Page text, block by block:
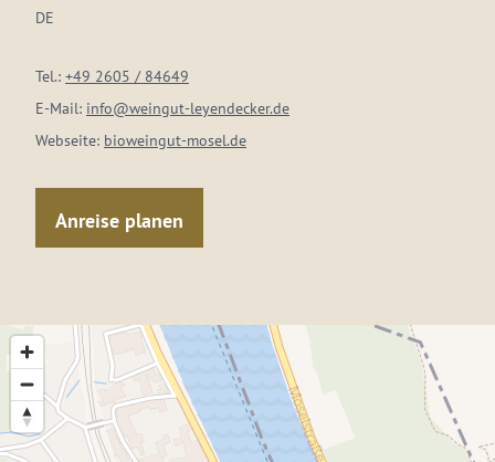
DE
Tel.: +49 2605 / 84649
E-Mail: info@weingut-leyendecker.de
Webseite: bioweingut-mosel.de
Anreise planen